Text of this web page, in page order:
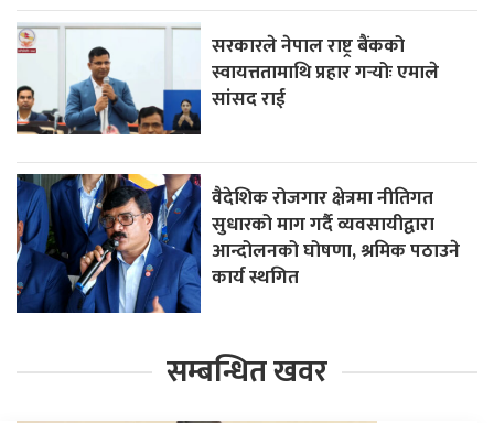
सरकारले नेपाल राष्ट्र बैंकको
स्वायत्ततामाथि प्रहार गर्‍योः एमाले
सांसद राई
वैदेशिक रोजगार क्षेत्रमा नीतिगत
सुधारको माग गर्दै व्यवसायीद्वारा
आन्दोलनको घोषणा, श्रमिक पठाउने
कार्य स्थगित
सम्बन्धित खवर